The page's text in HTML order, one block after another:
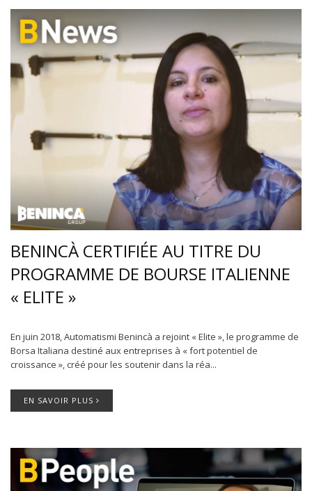
BENINCÀ CERTIFIÉE AU TITRE DU
PROGRAMME DE BOURSE ITALIENNE
« ELITE »
En juin 2018, Automatismi Benincà a rejoint « Elite », le programme de
Borsa Italiana destiné aux entreprises à « fort potentiel de
croissance », créé pour les soutenir dans la réa...
EN SAVOIR PLUS